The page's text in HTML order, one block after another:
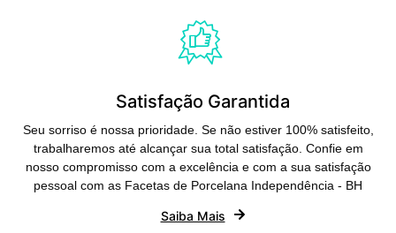
Satisfação Garantida
Seu sorriso é nossa prioridade. Se não estiver 100% satisfeito,
trabalharemos até alcançar sua total satisfação. Confie em
nosso compromisso com a excelência e com a sua satisfação
pessoal com as Facetas de Porcelana Independência - BH
Saiba Mais